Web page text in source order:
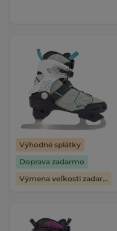
Výhodné splátky
Doprava zadarmo
Výmena veľkosti zadarmo